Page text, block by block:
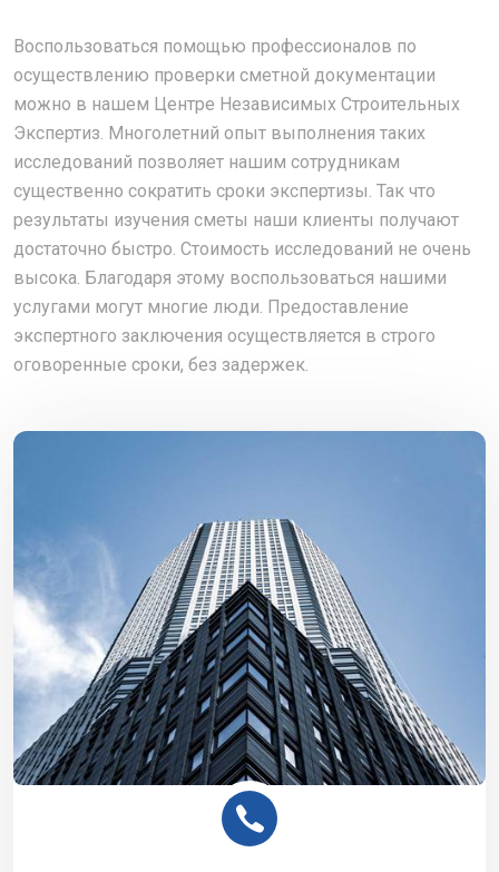
Воспользоваться помощью профессионалов по
осуществлению проверки сметной документации
можно в нашем Центре Независимых Строительных
Экспертиз. Многолетний опыт выполнения таких
исследований позволяет нашим сотрудникам
существенно сократить сроки экспертизы. Так что
результаты изучения сметы наши клиенты получают
достаточно быстро. Стоимость исследований не очень
высока. Благодаря этому воспользоваться нашими
услугами могут многие люди. Предоставление
экспертного заключения осуществляется в строго
оговоренные сроки, без задержек.